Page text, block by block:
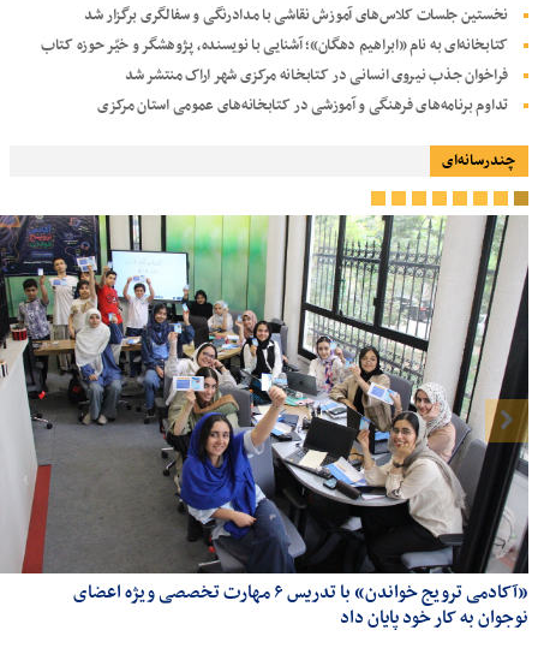
نخستین جلسات کلاس‌های آموزش نقاشی با مدادرنگی و سفالگری برگزار شد
کتابخانه‌ای به نام «ابراهیم دهگان»؛ آشنایی با نویسنده، پژوهشگر و خیّر حوزه کتاب
فراخوان جذب نیروی انسانی در کتابخانه مرکزی شهر اراک منتشر شد
تداوم برنامه‌های فرهنگی و آموزشی در کتابخانه‌های عمومی استان مرکزی
چندرسانه‌ای
«آکادمی ترویج خواندن» با تدریس ۶ مهارت تخصصی ویژه اعضای
نوجوان به کار خود پایان داد